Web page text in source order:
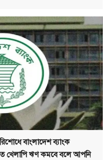
বাংলাদেশ ব্যাংক
খেলাপি ঋণ কমবে বলে আপনি